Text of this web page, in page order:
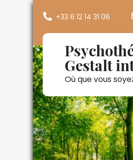
+33 6 12 14 31 06
Gestalt
Où que vous